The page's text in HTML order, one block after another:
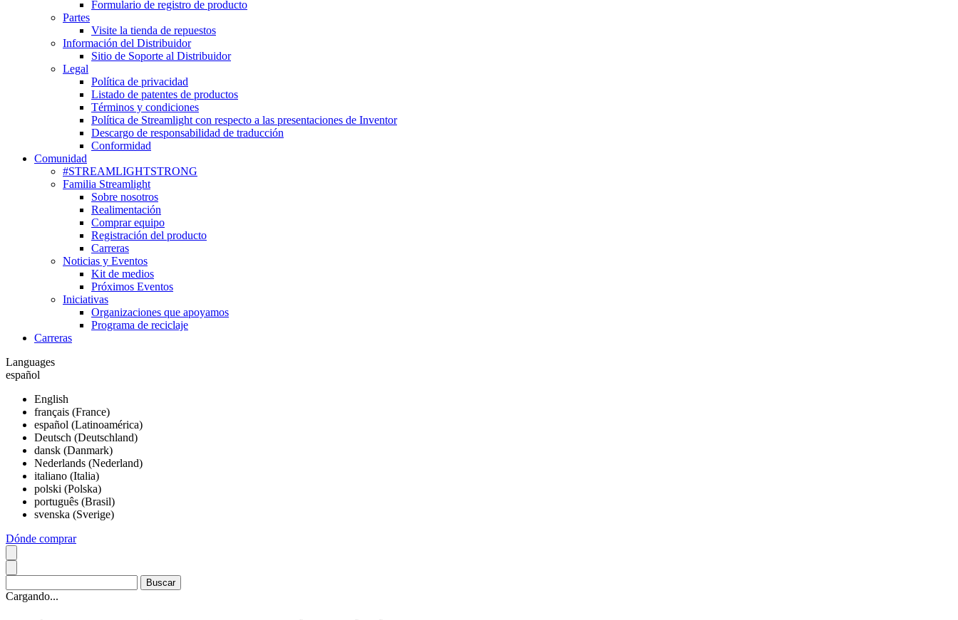
Formulario de registro de producto
Partes
Visite la tienda de repuestos
Información del Distribuidor
Sitio de Soporte al Distribuidor
Legal
Política de privacidad
Listado de patentes de productos
Términos y condiciones
Política de Streamlight con respecto a las presentaciones de Inventor
Descargo de responsabilidad de traducción
Conformidad
Comunidad
#STREAMLIGHTSTRONG
Familia Streamlight
Sobre nosotros
Realimentación
Comprar equipo
Registración del producto
Carreras
Noticias y Eventos
Kit de medios
Próximos Eventos
Iniciativas
Organizaciones que apoyamos
Programa de reciclaje
Carreras
Languages
español
English
français (France)
español (Latinoamérica)
Deutsch (Deutschland)
dansk (Danmark)
Nederlands (Nederland)
italiano (Italia)
polski (Polska)
português (Brasil)
svenska (Sverige)
Dónde comprar
Cargando...